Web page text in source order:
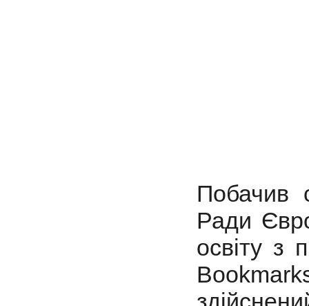
Побачив
Ради
освіту з